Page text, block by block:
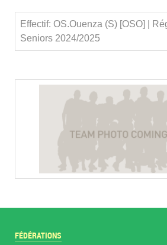
Effectif: OS.Ouenza (S) [OSO] |
Seniors 2024/2025
FÉDÉRATIONS